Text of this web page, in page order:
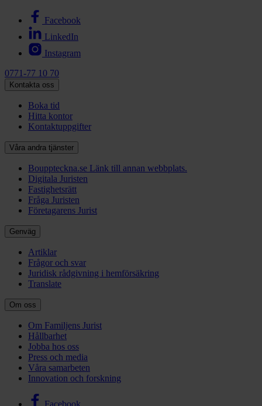
Facebook
LinkedIn
Instagram
0771-77 10 70
Kontakta oss
Boka tid
Hitta kontor
Kontaktuppgifter
Våra andra tjänster
Bouppteckna.se Länk till annan webbplats.
Digitala Juristen
Fastighetsrätt
Fråga Juristen
Företagarens Jurist
Genväg
Artiklar
Frågor och svar
Juridisk rådgivning i hemförsäkring
Translate
Om oss
Om Familjens Jurist
Hållbarhet
Jobba hos oss
Press och media
Våra samarbeten
Innovation och forskning
Facebook